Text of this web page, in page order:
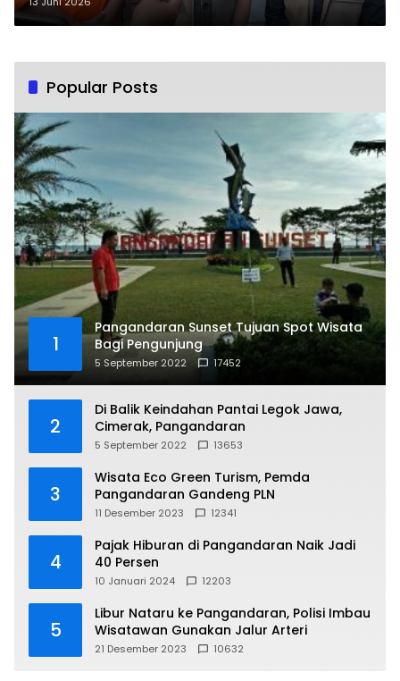
Popular Posts
1
Pangandaran Sunset Tujuan Spot Wisata
Bagi Pengunjung
5 September 2022 17452
2
Di Balik Keindahan Pantai Legok Jawa,
Cimerak, Pangandaran
5 September 2022 13653
3
Wisata Eco Green Turism, Pemda
Pangandaran Gandeng PLN
11 Desember 2023 12341
4
Pajak Hiburan di Pangandaran Naik Jadi
40 Persen
10 Januari 2024 12203
5
Libur Nataru ke Pangandaran, Polisi Imbau
Wisatawan Gunakan Jalur Arteri
21 Desember 2023 10632